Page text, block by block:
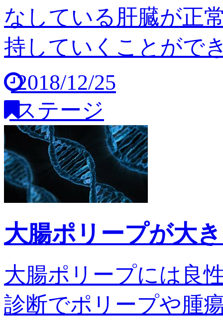
なしている肝臓が正
持していくことがで
2018/12/25
ステージ
大腸ポリープが大
大腸ポリープには良
診断でポリープや腫